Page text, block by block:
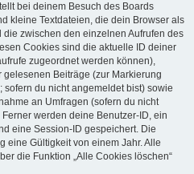
bei deinem Besuch des Boards
kleine Textdateien, die dein Browser als
zwischen den einzelnen Aufrufen des
Cookies sind die aktuelle ID deiner
zugeordnet werden können),
gelesenen Beiträge (zur Markierung
du nicht angemeldet bist) sowie
an Umfragen (sofern du nicht
werden deine Benutzer-ID, ein
eine Session-ID gespeichert. Die
eine Gültigkeit von einem Jahr. Alle
die Funktion „Alle Cookies löschen“